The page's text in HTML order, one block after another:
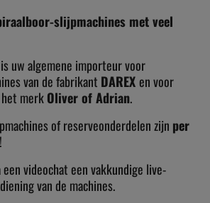
slijpmachines met veel
uw algemene importeur voor
van de fabrikant DAREXen voor
merkOliver of Adrian.
of reserveonderdelen zijn per
!
videochateen vakkundige live-
van de machines.